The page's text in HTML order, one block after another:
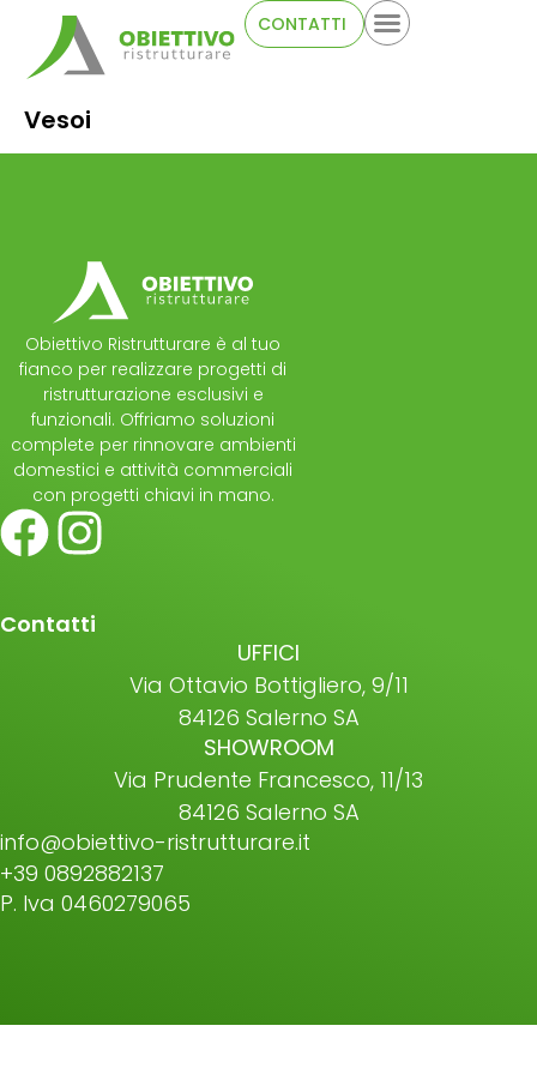
CONTATTI
Vesoi
Obiettivo Ristrutturare è al tuo
fianco per realizzare progetti di
ristrutturazione esclusivi e
funzionali. Offriamo soluzioni
complete per rinnovare ambienti
domestici e attività commerciali
con progetti chiavi in mano.
Contatti
UFFICI
Via Ottavio Bottigliero, 9/11
84126 Salerno SA
SHOWROOM
Via Prudente Francesco, 11/13
84126 Salerno SA
info@obiettivo-ristrutturare.it
+39 0892882137
P. Iva 0460279065